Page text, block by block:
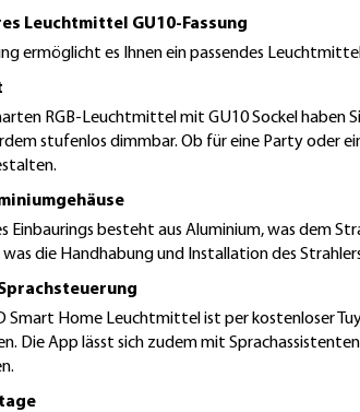
Leuchtmittel GU10-Fassung
ermöglicht es Ihnen ein passendes
RGB-Leuchtmittel mit GU10 Sockel haben
stufenlos dimmbar. Ob für eine Party oder
Einbaurings besteht aus Aluminium, was dem
was die Handhabung und Installation des
Smart Home Leuchtmittel ist per kostenloser
Die App lässt sich zudem mit